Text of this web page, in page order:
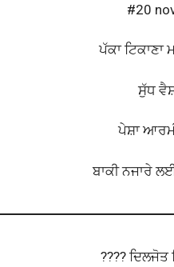
#20
ਪੱਕਾ ਟਿਕਾਣਾ
ਸੁੱਧ
ਪੇਸ਼ਾ
ਬਾਕੀ ਨਜਾਰੇ
???? ਦਿਲਜੋਤ